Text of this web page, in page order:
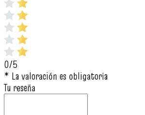
0/5
* La valoración es obligatoria
Tu reseña